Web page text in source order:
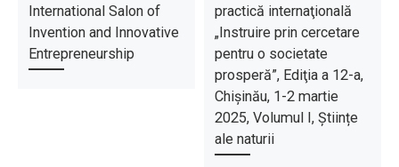
International Salon of
Invention and Innovative
Entrepreneurship
practică internaţională
„Instruire prin cercetare
pentru o societate
prosperă”, Ediţia a 12-a,
Chișinău, 1-2 martie
2025, Volumul I, Științe
ale naturii